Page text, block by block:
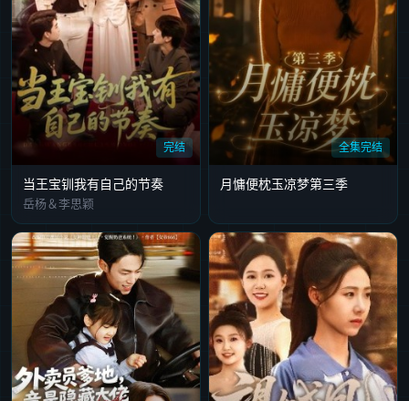
完结
当王宝钏我有自己的节奏
岳杨＆李思颖
全集完结
月慵便枕玉凉梦第三季